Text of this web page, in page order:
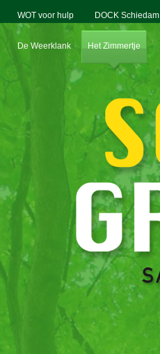
WOT voor hulp DOCK Schiedam
De Weerklank Het Zimmertje